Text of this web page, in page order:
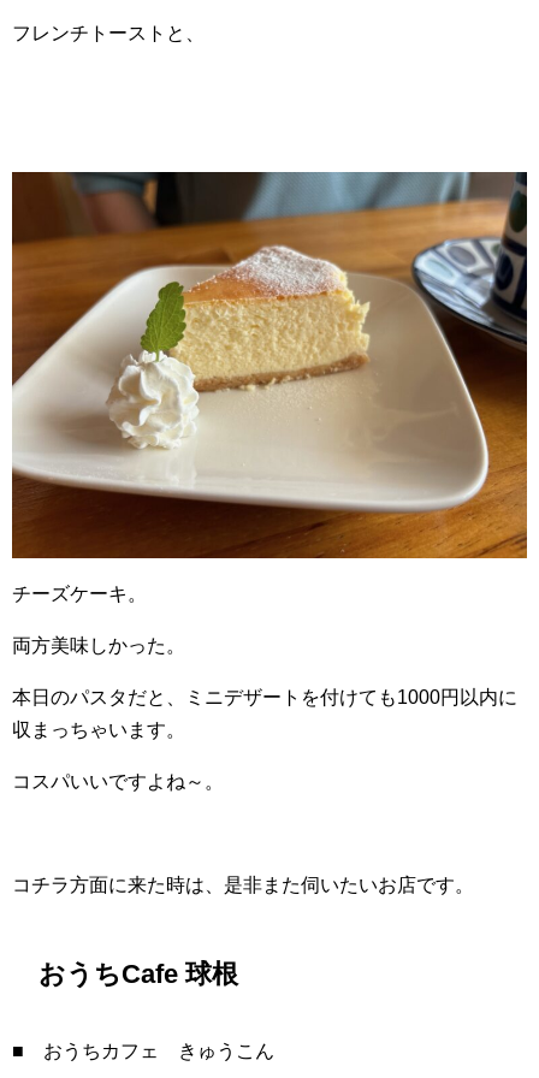
フレンチトーストと、
チーズケーキ。
両方美味しかった。
本日のパスタだと、ミニデザートを付けても1000円以内に
収まっちゃいます。
コスパいいですよね～。
コチラ方面に来た時は、是非また伺いたいお店です。
おうちCafe 球根
■ おうちカフェ きゅうこん